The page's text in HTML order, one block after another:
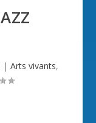
| Arts vivants,